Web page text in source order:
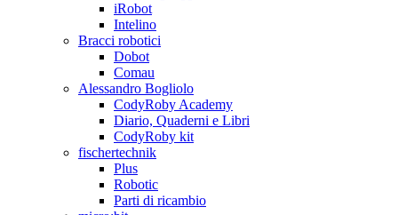
iRobot
Intelino
Bracci robotici
Dobot
Comau
Alessandro Bogliolo
CodyRoby Academy
Diario, Quaderni e Libri
CodyRoby kit
fischertechnik
Plus
Robotic
Parti di ricambio